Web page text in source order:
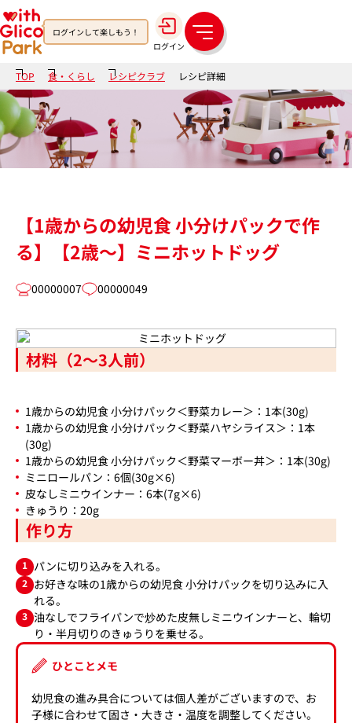
ログインして楽しもう！
ログイン
メ
ニ
ュ
ー
TOP 食・くらし レシピクラブ レシピ詳細
【1歳からの幼児食 小分けパックで作
る】【2歳～】ミニホットドッグ
00000007 00000049
材料（2～3人前）
1歳からの幼児食 小分けパック＜野菜カレー＞：1本(30g)
1歳からの幼児食 小分けパック＜野菜ハヤシライス＞：1本
(30g)
1歳からの幼児食 小分けパック＜野菜マーボー丼＞：1本(30g)
ミニロールパン：6個(30g×6)
皮なしミニウインナー：6本(7g×6)
きゅうり：20g
作り方
1 パンに切り込みを入れる。
2 お好きな味の1歳からの幼児食 小分けパックを切り込みに入
れる。
3 油なしでフライパンで炒めた皮無しミニウインナーと、輪切
り・半月切りのきゅうりを乗せる。
ひとことメモ
幼児食の進み具合については個人差がございますので、お
子様に合わせて固さ・大きさ・温度を調整してください。